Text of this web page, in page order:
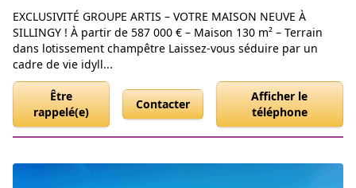
EXCLUSIVITÉ GROUPE ARTIS – VOTRE MAISON NEUVE À
SILLINGY ! À partir de 587 000 € – Maison 130 m² – Terrain
dans lotissement champêtre Laissez-vous séduire par un
cadre de vie idyll...
Être
rappelé(e)
Contacter
Afficher le
téléphone